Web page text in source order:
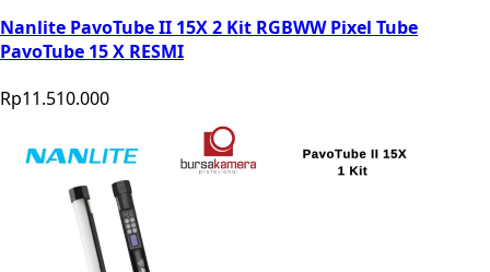
Nanlite PavoTube II 15X 2 Kit RGBWW Pixel Tube
PavoTube 15 X RESMI
Rp11.510.000